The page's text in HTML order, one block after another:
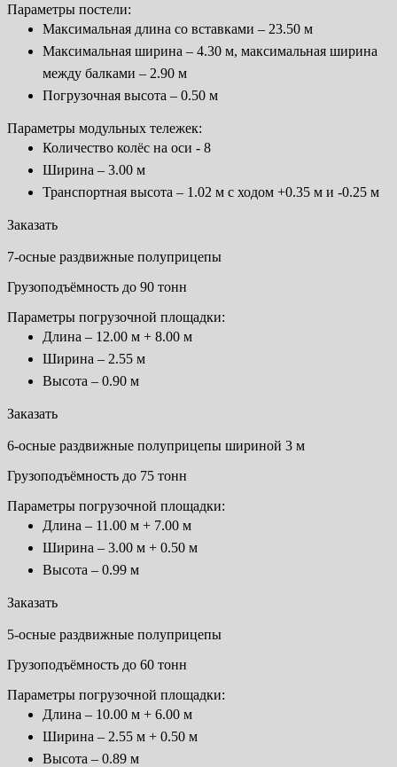
Параметры постели:
Максимальная длина со вставками – 23.50 м
Максимальная ширина – 4.30 м, максимальная ширина
между балками – 2.90 м
Погрузочная высота – 0.50 м
Параметры модульных тележек:
Количество колёс на оси - 8
Ширина – 3.00 м
Транспортная высота – 1.02 м с ходом +0.35 м и -0.25 м
Заказать
7-осные раздвижные полуприцепы
Грузоподъёмность до 90 тонн
Параметры погрузочной площадки:
Длина – 12.00 м + 8.00 м
Ширина – 2.55 м
Высота – 0.90 м
Заказать
6-осные раздвижные полуприцепы шириной 3 м
Грузоподъёмность до 75 тонн
Параметры погрузочной площадки:
Длина – 11.00 м + 7.00 м
Ширина – 3.00 м + 0.50 м
Высота – 0.99 м
Заказать
5-осные раздвижные полуприцепы
Грузоподъёмность до 60 тонн
Параметры погрузочной площадки:
Длина – 10.00 м + 6.00 м
Ширина – 2.55 м + 0.50 м
Высота – 0.89 м